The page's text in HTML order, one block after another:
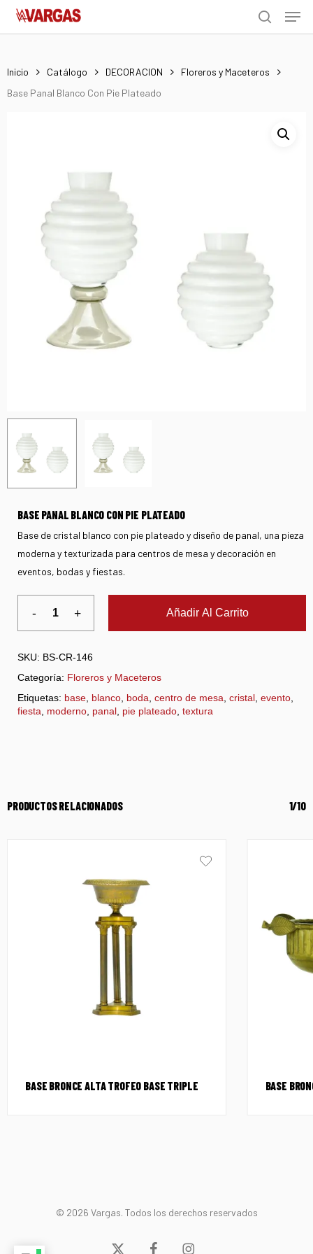
Skip
search
Menu
Inicio Catálogo DECORACION
Floreros y Maceteros
Base Panal Blanco Con Pie Plateado
BASE PANAL BLANCO CON PIE PLATEADO
Base de cristal blanco con pie plateado y diseño de panal, una pieza
moderna y texturizada para centros de mesa y decoración en
eventos, bodas y fiestas.
Añadir Al Carrito
SKU: BS-CR-146
Categoría: Floreros y Maceteros
Etiquetas: base blanco boda centro de mesa cristal evento
fiesta
moderno panal pie plateado textura
PRODUCTOS RELACIONADOS 1/10
BASE BRONCE ALTA TROFEO BASE TRIPLE BASE
© 2026 Vargas. Todos los derechos reservados
x- facebookinstagram